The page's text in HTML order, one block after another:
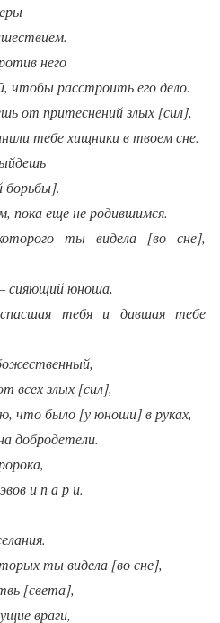
него
чтобы расстроить его дело.
от притеснений злых [сил],
тебе хищники в твоем сне.
пока еще не родившимся.
ты видела [во сне],
сияющий юноша,
тебя и давшая тебе
всех злых [сил],
что было [у юноши] в руках,
добродетели.
и п а р и.
ты видела [во сне],
[света],
враги,